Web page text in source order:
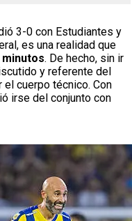
3-0 con Estudiantes y
es una realidad que
. De hecho, sin ir
y referente del
cuerpo técnico. Con
irse del conjunto con